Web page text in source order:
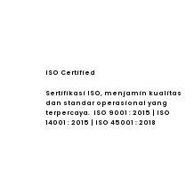
ISO Certified
Sertifikasi ISO, menjamin kualitas
dan standar operasional yang
terpercaya. ISO 9001 : 2015 | ISO
14001 : 2015 | ISO 45001 : 2018